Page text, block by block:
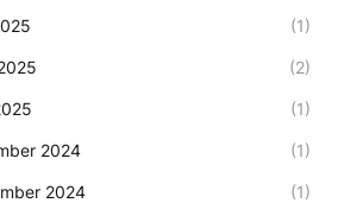
(1)
(2)
(1)
2024 (1)
2024 (1)